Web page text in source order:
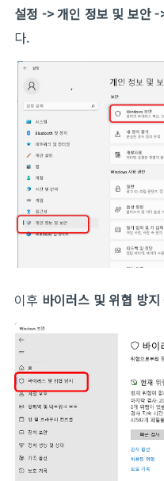
설정 -> 개인 정보 및 보안
다.
이후 바이러스 및 위협 방